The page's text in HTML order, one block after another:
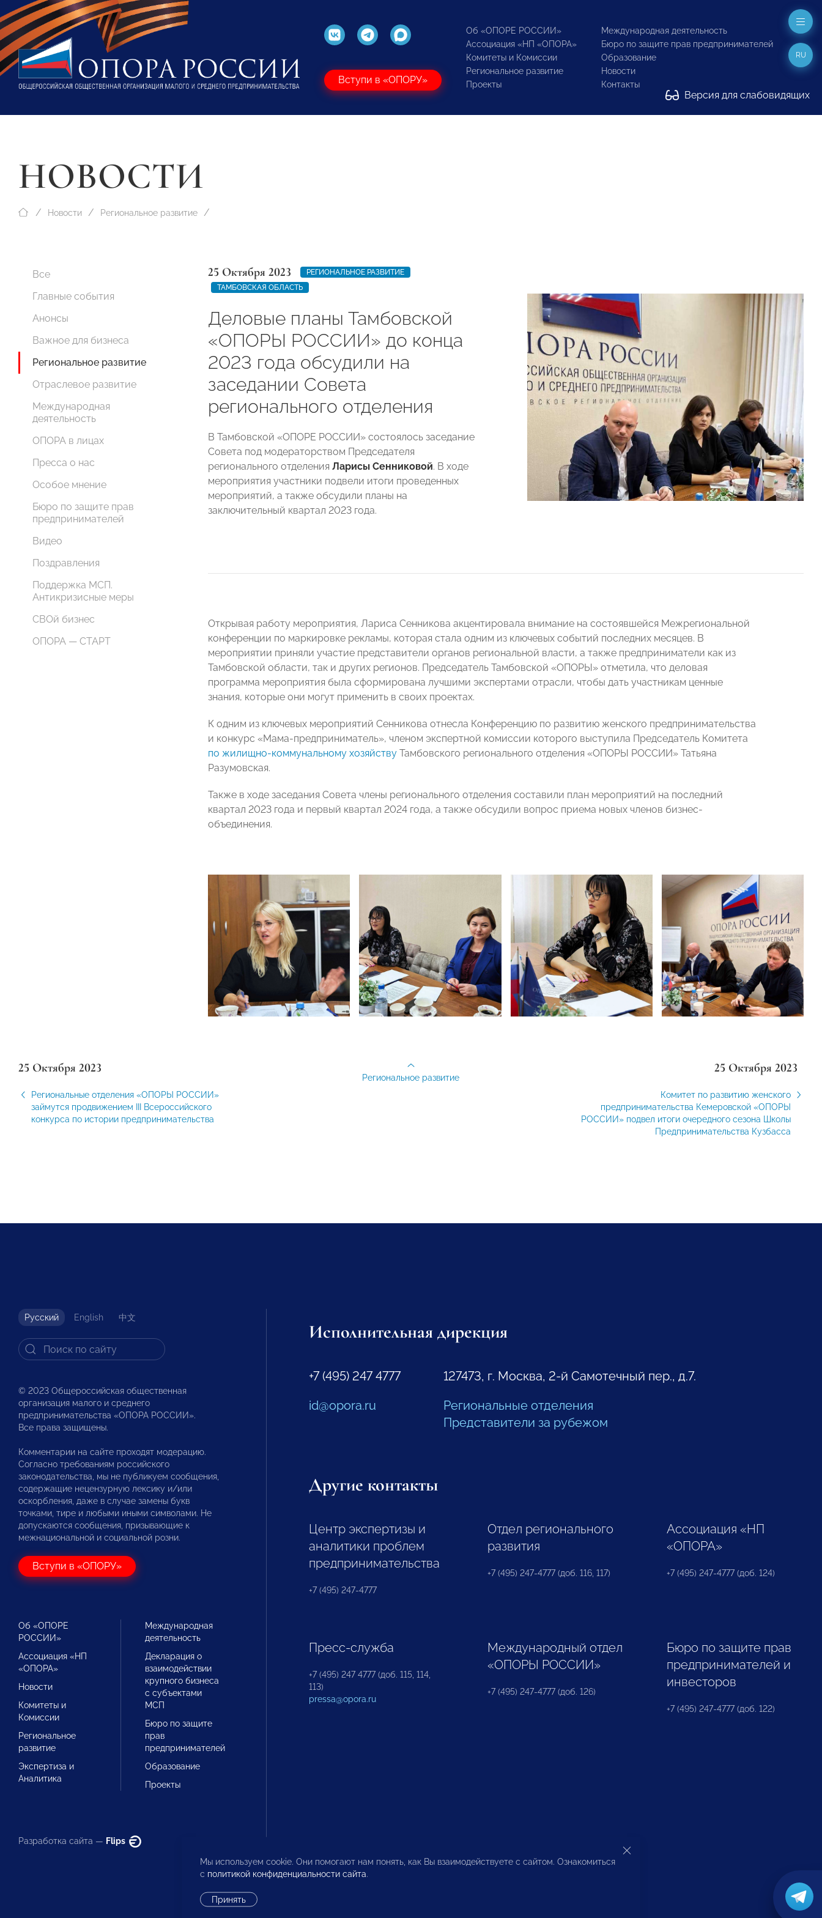
Вступи в «ОПОРУ»
Об «ОПОРЕ РОССИИ»
Ассоциация «НП «ОПОРА»
Комитеты и Комиссии
Региональное развитие
Проекты
Международная деятельность
Бюро по защите прав предпринимателей
Образование
Новости
Контакты
Версия для слабовидящих
RU
НОВОСТИ
Новости Региональное развитие
Все
Главные события
Анонсы
Важное для бизнеса
Региональное развитие
Отраслевое развитие
Международная
деятельность
ОПОРА в лицах
Пресса о нас
Особое мнение
Бюро по защите прав
предпринимателей
Видео
Поздравления
Поддержка МСП.
Антикризисные меры
СВОй бизнес
ОПОРА — СТАРТ
25 Октября 2023
РЕГИОНАЛЬНОЕ РАЗВИТИЕ
ТАМБОВСКАЯ ОБЛАСТЬ
Деловые планы Тамбовской
«ОПОРЫ РОССИИ» до конца
2023 года обсудили на
заседании Совета
регионального отделения
В Тамбовской «ОПОРЕ РОССИИ» состоялось заседание
Совета под модераторством Председателя
регионального отделения Ларисы Сенниковой. В ходе
мероприятия участники подвели итоги проведенных
мероприятий, а также обсудили планы на
заключительный квартал 2023 года.
Открывая работу мероприятия, Лариса Сенникова акцентировала внимание на состоявшейся Межрегиональной
конференции по маркировке рекламы, которая стала одним из ключевых событий последних месяцев. В
мероприятии приняли участие представители органов региональной власти, а также предприниматели как из
Тамбовской области, так и других регионов. Председатель Тамбовской «ОПОРЫ» отметила, что деловая
программа мероприятия была сформирована лучшими экспертами отрасли, чтобы дать участникам ценные
знания, которые они могут применить в своих проектах.
К одним из ключевых мероприятий Сенникова отнесла Конференцию по развитию женского предпринимательства
и конкурс «Мама-предприниматель», членом экспертной комиссии которого выступила Председатель Комитета
по жилищно-коммунальному хозяйству Тамбовского регионального отделения «ОПОРЫ РОССИИ» Татьяна
Разумовская.
Также в ходе заседания Совета члены регионального отделения составили план мероприятий на последний
квартал 2023 года и первый квартал 2024 года, а также обсудили вопрос приема новых членов бизнес-
объединения.
25 Октября 2023
Региональные отделения «ОПОРЫ РОССИИ»
займутся продвижением III Всероссийского
конкурса по истории предпринимательства
25 Октября 2023
Комитет по развитию женского
предпринимательства Кемеровской «ОПОРЫ
РОССИИ» подвел итоги очередного сезона Школы
Предпринимательства Кузбасса
Региональное развитие
Русский English 中文
© 2023 Общероссийская общественная
организация малого и среднего
предпринимательства «ОПОРА РОССИИ».
Все права защищены.
Комментарии на сайте проходят модерацию.
Согласно требованиям российского
законодательства, мы не публикуем сообщения,
содержащие нецензурную лексику и/или
оскорбления, даже в случае замены букв
точками, тире и любыми иными символами. Не
допускаются сообщения, призывающие к
межнациональной и социальной розни.
Вступи в «ОПОРУ»
Об «ОПОРЕ
РОССИИ»
Ассоциация «НП
«ОПОРА»
Новости
Комитеты и
Комиссии
Региональное
развитие
Экспертиза и
Аналитика
Международная
деятельность
Декларация о
взаимодействии
крупного бизнеса
с субъектами
МСП
Бюро по защите
прав
предпринимателей
Образование
Проекты
Разработка сайта — Flips
Исполнительная дирекция
+7 (495) 247 4777
id@opora.ru
127473, г. Москва, 2-й Самотечный пер., д.7.
Региональные отделения
Представители за рубежом
Другие контакты
Центр экспертизы и
аналитики проблем
предпринимательства
+7 (495) 247-4777
Отдел регионального
развития
+7 (495) 247-4777 (доб. 116, 117)
Ассоциация «НП
«ОПОРА»
+7 (495) 247-4777 (доб. 124)
Пресс-служба
+7 (495) 247 4777 (доб. 115, 114,
113)
pressa@opora.ru
Международный отдел
«ОПОРЫ РОССИИ»
+7 (495) 247-4777 (доб. 126)
Бюро по защите прав
предпринимателей и
инвесторов
+7 (495) 247-4777 (доб. 122)
Мы используем cookie. Они помогают нам понять, как Вы взаимодействуете с сайтом. Ознакомиться
с политикой конфиденциальности сайта.
Принять